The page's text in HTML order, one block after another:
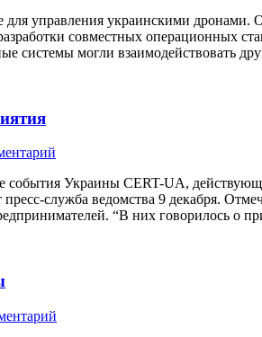
управления украинскими
совместных операционных
системы могли взаимодействовать
Украины CERT-UA,
служба ведомства 9 декабря.
“В них говорилось о